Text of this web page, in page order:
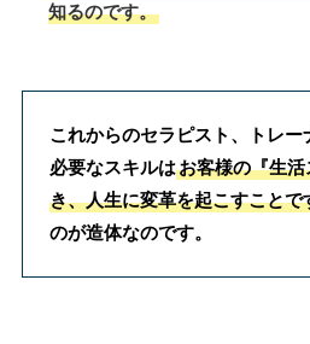
知るのです。
これからのセラピスト、トレー
必要なスキルはお客様の『生
き、人生に変革を起こすことで
のが造体なのです。